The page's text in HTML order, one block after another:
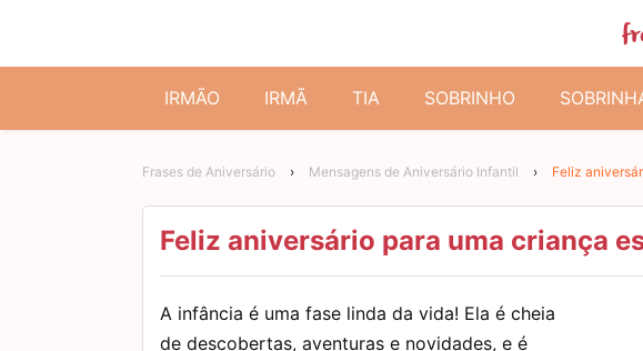
IRMÃO IRMÃ TIA SOBRINHO
Frases de Aniversário › Mensagens de Aniversário Infantil › Feliz
Feliz aniversário para uma criança
A infância é uma fase linda da vida! Ela é cheia
de descobertas, aventuras e novidades, e é